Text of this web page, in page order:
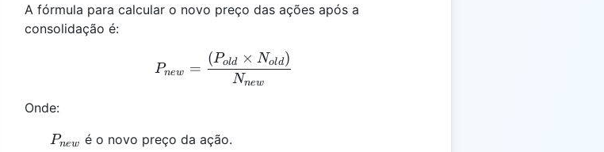
A fórmula para calcular o novo preço das ações após a
consolidação é:
P_{new} = \frac{(P_{old} \times N_{old})}{N_{new}}
Pnew =
Nnew
(Pold × Nold)
Onde:
P_{new}
Pnew é o novo preço da ação.